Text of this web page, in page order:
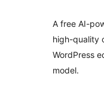
A free AI-
high-quality
WordPress
model.